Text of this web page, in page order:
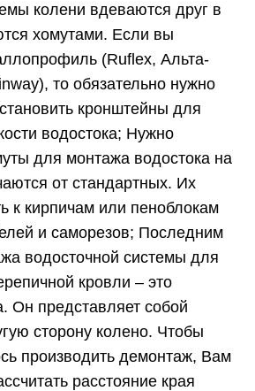
колени вдеваются друг в
хомутами. Если вы
(Ruflex, Альта-
то обязательно нужно
кронштейны для
водостока; Нужно
для монтажа водостока на
от стандартных. Их
к кирпичам или пеноблокам
и саморезов; Последним
водосточной системы для
кровли – это
Он представляет собой
сторону колено. Чтобы
производить демонтаж, Вам
расстояние края